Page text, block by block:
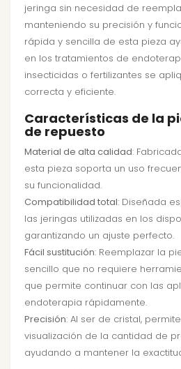
jeringa sin necesidad de
manteniendo su precisión y
rápida y sencilla de esta pieza
en los tratamientos de
insecticidas o fertilizantes se
correcta y eficiente.
Características de la
de repuesto
Material de alta calidad:
esta pieza soporta un uso
su funcionalidad.
Compatibilidad total: Diseñada
las jeringas utilizadas en los
garantizando un ajuste perfecto.
Fácil sustitución: Reemplazar la
sencillo que no requiere
que permite continuar con las
endoterapia rápidamente.
Precisión: Al ser de cristal,
visualización de la cantidad de
ayudando a mantener la